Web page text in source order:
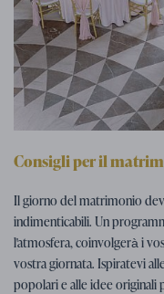
Consigli per il
Programma di
per attività di
Il giorno del matrimonio
indimenticabili. Un
l'atmosfera, coinvolgerà i
vostra giornata. Ispiratevi
popolari e alle idee